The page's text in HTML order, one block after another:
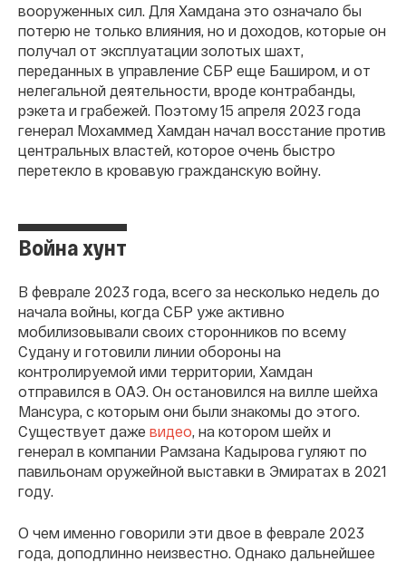
вооруженных сил. Для Хамдана это означало бы
потерю не только влияния, но и доходов, которые он
получал от эксплуатации золотых шахт,
переданных в управление СБР еще Баширом, и от
нелегальной деятельности, вроде контрабанды,
рэкета и грабежей. Поэтому 15 апреля 2023 года
генерал Мохаммед Хамдан начал восстание против
центральных властей, которое очень быстро
перетекло в кровавую гражданскую войну.
Война хунт
В феврале 2023 года, всего за несколько недель до
начала войны, когда СБР уже активно
мобилизовывали своих сторонников по всему
Судану и готовили линии обороны на
контролируемой ими территории, Хамдан
отправился в ОАЭ. Он остановился на вилле шейха
Мансура, с которым они были знакомы до этого.
Существует даже видео , на котором шейх и
генерал в компании Рамзана Кадырова гуляют по
павильонам оружейной выставки в Эмиратах в 2021
году.
О чем именно говорили эти двое в феврале 2023
года, доподлинно неизвестно. Однако дальнейшее